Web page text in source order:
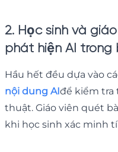
2. Học sinh và
phát hiện AI trong
Hầu hết đều dựa vào
nội dung AIđể kiểm tra
thuật. Giáo viên quét
khi học sinh xác minh